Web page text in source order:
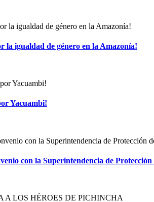
la igualdad de género en la Amazonía!
Yacuambi!
con la Superintendencia de Protección